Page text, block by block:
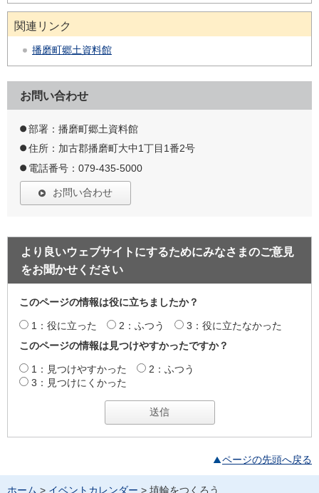
関連リンク
播磨町郷土資料館
お問い合わせ
部署：播磨町郷土資料館
住所：加古郡播磨町大中1丁目1番2号
電話番号：079-435-5000
お問い合わせ
より良いウェブサイトにするためにみなさまのご意見
をお聞かせください
このページの情報は役に立ちましたか？
1：役に立った 2：ふつう
3：役に立たなかった
このページの情報は見つけやすかったですか？
1：見つけやすかった
2：ふつう
3：見つけにくかった
ページの先頭へ戻る
ホーム > イベントカレンダー > 埴輪をつくろう